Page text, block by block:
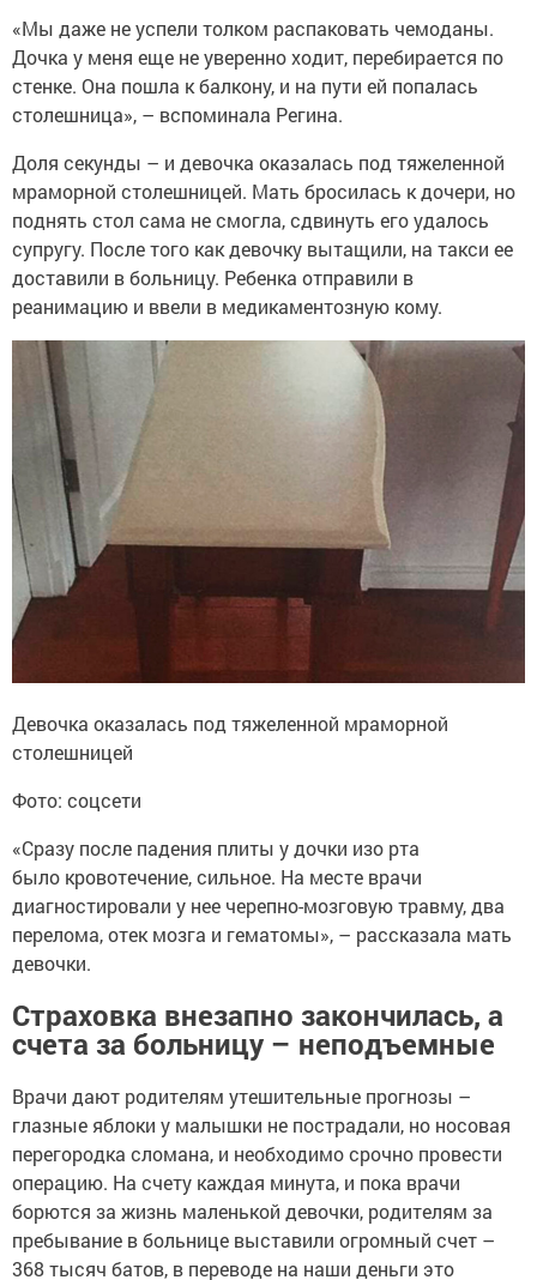
«Мы даже не успели толком распаковать чемоданы.
Дочка у меня еще не уверенно ходит, перебирается по
стенке. Она пошла к балкону, и на пути ей попалась
столешница», – вспоминала Регина.
Доля секунды – и девочка оказалась под тяжеленной
мраморной столешницей. Мать бросилась к дочери, но
поднять стол сама не смогла, сдвинуть его удалось
супругу. После того как девочку вытащили, на такси ее
доставили в больницу. Ребенка отправили в
реанимацию и ввели в медикаментозную кому.
Девочка оказалась под тяжеленной мраморной
столешницей
Фото: соцсети
«Сразу после падения плиты у дочки изо рта
было кровотечение, сильное. На месте врачи
диагностировали у нее черепно-мозговую травму, два
перелома, отек мозга и гематомы», – рассказала мать
девочки.
Страховка внезапно закончилась, а
счета за больницу – неподъемные
Врачи дают родителям утешительные прогнозы –
глазные яблоки у малышки не пострадали, но носовая
перегородка сломана, и необходимо срочно провести
операцию. На счету каждая минута, и пока врачи
борются за жизнь маленькой девочки, родителям за
пребывание в больнице выставили огромный счет –
368 тысяч батов, в переводе на наши деньги это